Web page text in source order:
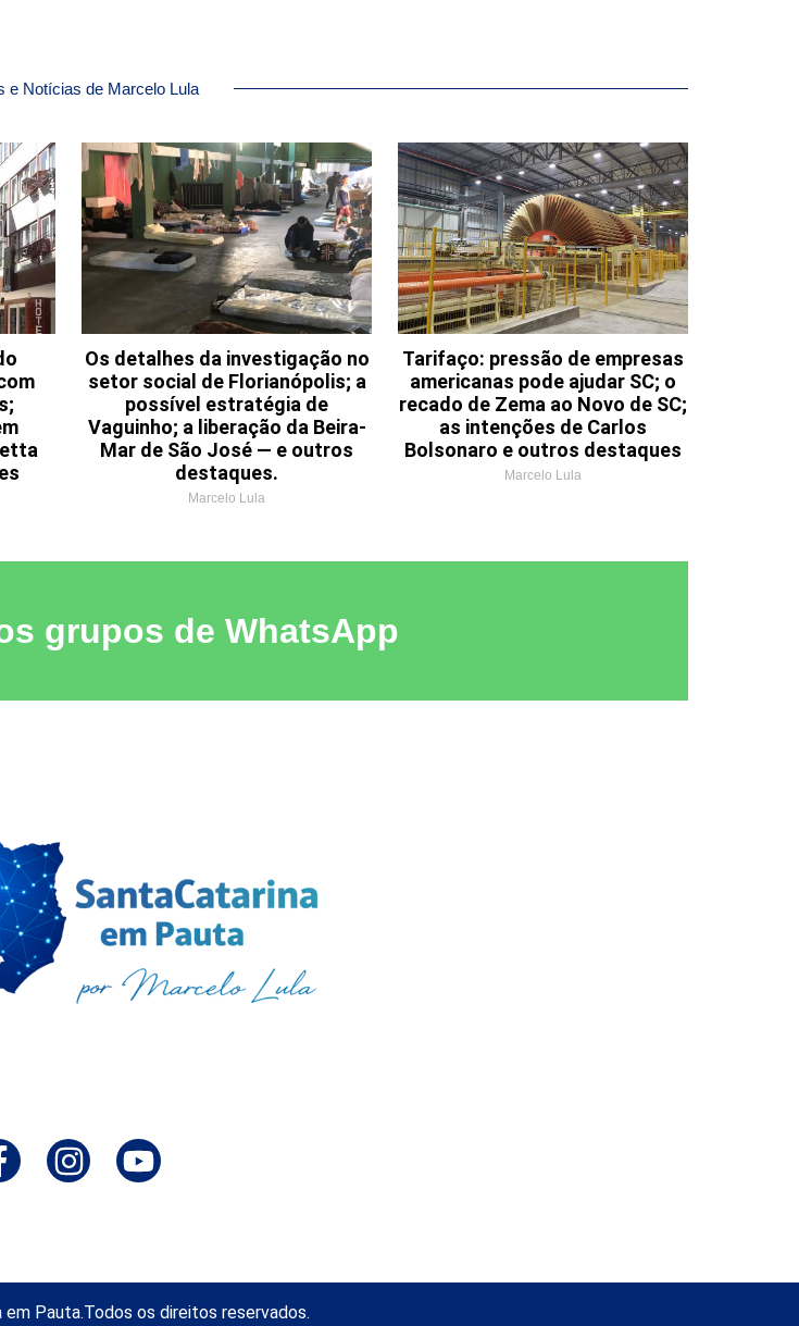
e Notícias de Marcelo Lula
Os detalhes da investigação no
setor social de Florianópolis; a
possível estratégia de
Vaguinho; a liberação da Beira-
Mar de São José — e outros
destaques.
Marcelo Lula
Tarifaço: pressão de empresas
americanas pode ajudar SC; o
recado de Zema ao Novo de SC;
as intenções de Carlos
Bolsonaro e outros destaques
Marcelo Lula
grupos de WhatsApp
em Pauta.Todos os direitos reservados.